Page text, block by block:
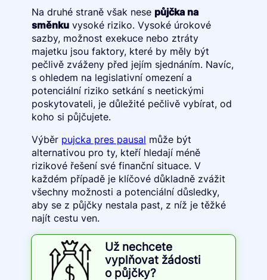
Na druhé straně však nese půjčka na
směnkuvysoké riziko. Vysoké úrokové
sazby, možnost exekuce nebo ztráty
majetku jsou faktory, které by měly být
pečlivě zváženy před jejím sjednáním. Navíc,
s ohledem na legislativní omezení a
potenciální riziko setkání s neetickými
poskytovateli, je důležité pečlivě vybírat, od
koho si půjčujete.
Výběr pujcka pres pausal může být
alternativou pro ty, kteří hledají méně
rizikové řešení své finanční situace. V
každém případě je klíčové důkladně zvážit
všechny možnosti a potenciální důsledky,
aby se z půjčky nestala past, z níž je těžké
najít cestu ven.
Už nechcete
vyplňovat žádosti
o půjčky?